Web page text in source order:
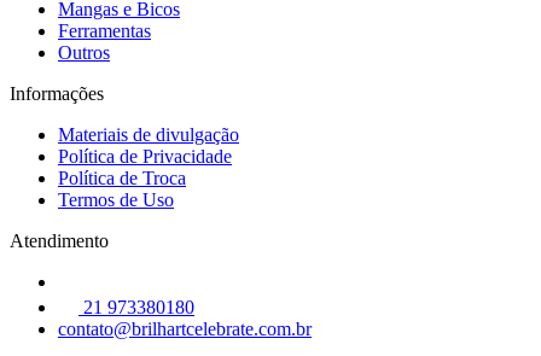
Mangas e Bicos
Ferramentas
Outros
Informações
Materiais de divulgação
Política de Privacidade
Política de Troca
Termos de Uso
Atendimento
21 973380180
contato@brilhartcelebrate.com.br